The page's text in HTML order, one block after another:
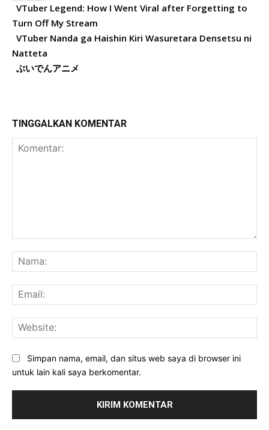
VTuber Legend: How I Went Viral after Forgetting to
Turn Off My Stream
VTuber Nanda ga Haishin Kiri Wasuretara Densetsu ni
Natteta
ぶいでんアニメ
TINGGALKAN KOMENTAR
Simpan nama, email, dan situs web saya di browser ini
untuk lain kali saya berkomentar.